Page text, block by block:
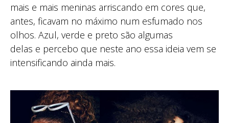
mais e mais meninas arriscando em cores que,
antes, ficavam no máximo num esfumado nos
olhos. Azul, verde e preto são algumas
delas e percebo que neste ano essa ideia vem se
intensificando ainda mais.